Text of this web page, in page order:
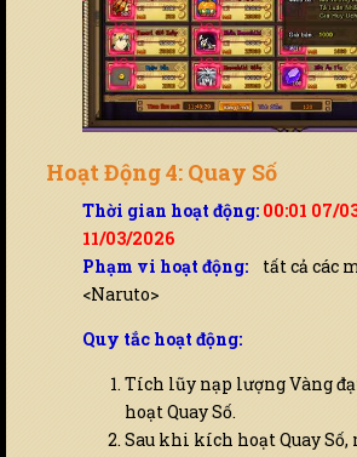
Hoạt Động 4: Quay Số
Thời gian hoạt động: 00:01 07/
11/03/2026
Phạm vi hoạt động: tất cả các
<Naruto>
Quy tắc hoạt động:
Tích lũy nạp lượng Vàng
hoạt Quay Số.
Sau khi kích hoạt Quay Số,